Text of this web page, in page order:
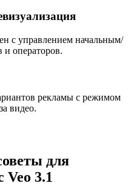
с управлением начальным/
и операторов.
рекламы с режимом
видео.
для
Veo 3.1